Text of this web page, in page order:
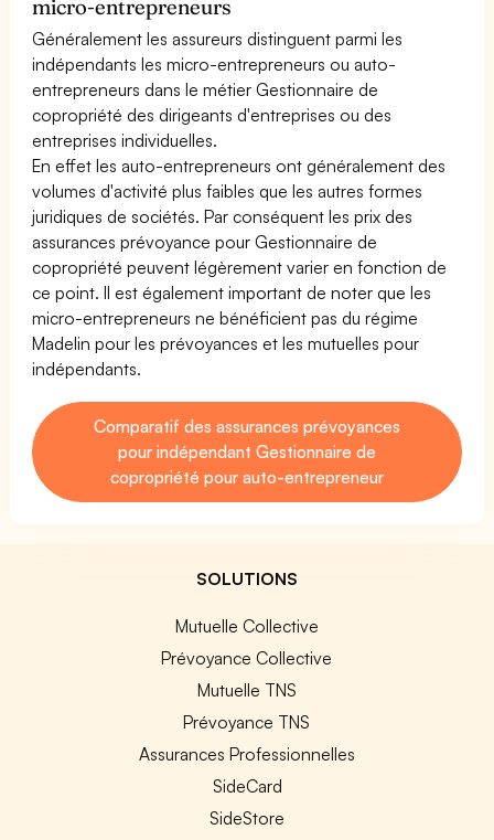
micro-entrepreneurs
Généralement les assureurs distinguent parmi les
indépendants les micro-entrepreneurs ou auto-
entrepreneurs dans le métier Gestionnaire de
copropriété des dirigeants d'entreprises ou des
entreprises individuelles.
En effet les auto-entrepreneurs ont généralement des
volumes d'activité plus faibles que les autres formes
juridiques de sociétés. Par conséquent les prix des
assurances prévoyance pour Gestionnaire de
copropriété peuvent légèrement varier en fonction de
ce point. Il est également important de noter que les
micro-entrepreneurs ne bénéficient pas du régime
Madelin pour les prévoyances et les mutuelles pour
indépendants.
Comparatif des assurances prévoyances
pour indépendant Gestionnaire de
copropriété pour auto-entrepreneur
SOLUTIONS
Mutuelle Collective
Prévoyance Collective
Mutuelle TNS
Prévoyance TNS
Assurances Professionnelles
SideCard
SideStore